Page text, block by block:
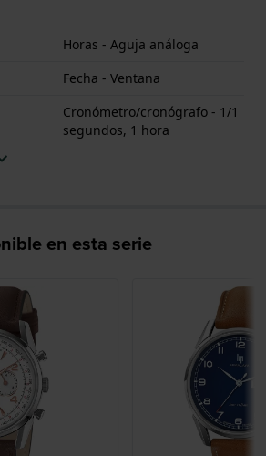
Horas - Aguja análoga
Fecha - Ventana
Cronómetro/cronógrafo - 1/1
segundos, 1 hora
en esta serie